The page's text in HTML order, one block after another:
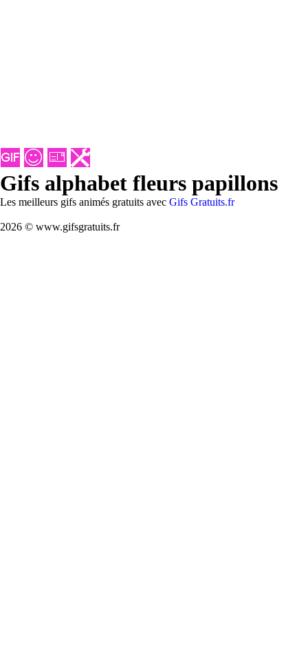
Gifs alphabet fleurs papillons
Les meilleurs gifs animés gratuits avec Gifs Gratuits.fr
2026 © www.gifsgratuits.fr